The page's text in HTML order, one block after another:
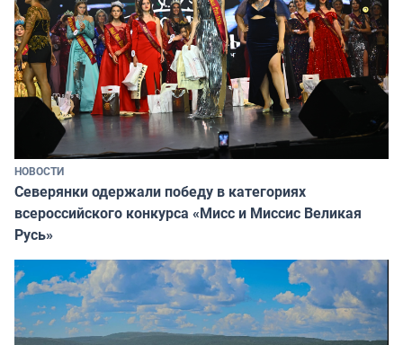
НОВОСТИ
Северянки одержали победу в категориях
всероссийского конкурса «Мисс и Миссис Великая
Русь»